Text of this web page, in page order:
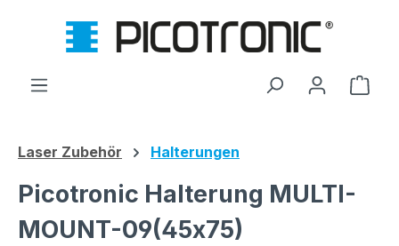
Zum Hauptinhalt springen
Laser Zubehör Halterungen
Picotronic Halterung MULTI-
MOUNT-09(45x75)